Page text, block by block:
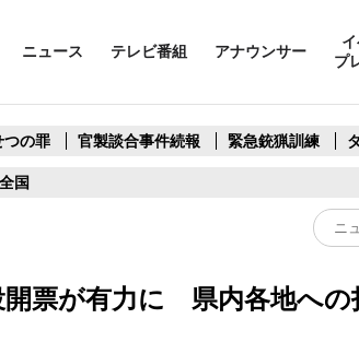
ニュース テレビ番組 アナウンサー
プ
つの罪 官製談合事件続報 緊急銃猟訓練
全国
開票が有力に 県内各地への